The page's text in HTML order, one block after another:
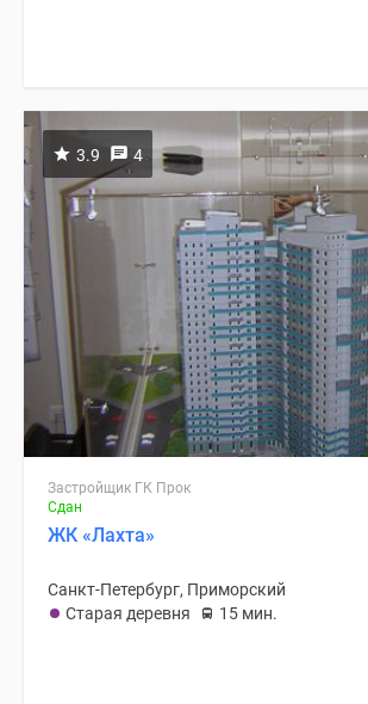
3.9 4
Застройщик ГК Прок
Сдан
ЖК «Лахта»
Санкт-Петербург, Приморский
Старая деревня
15 мин.